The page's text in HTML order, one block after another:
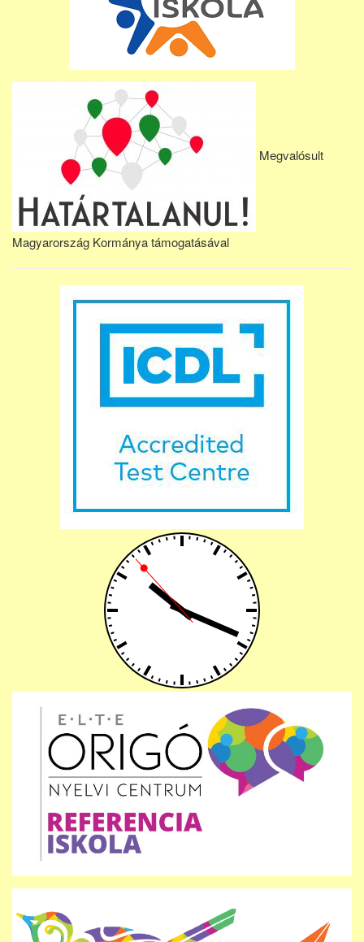
Megvalósult
Magyarország Kormánya támogatásával